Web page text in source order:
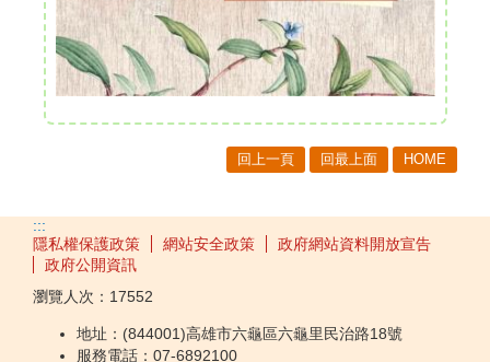
回上一頁 回最上面 HOME
:::
隱私權保護政策
網站安全政策
政府網站資料開放宣告
政府公開資訊
瀏覽人次： 17552
地址：(844001)高雄市六龜區六龜里民治路18號
服務電話：07-6892100